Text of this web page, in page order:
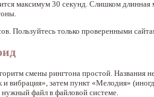
максимум 30 секунд. Слишком
Пользуйтесь только проверенными
смены рингтона простой.
вибрация», затем пункт «Мелодия»
файл в файловой системе.